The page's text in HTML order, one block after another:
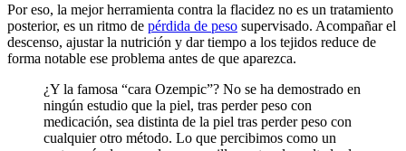
Por eso, la mejor herramienta contra la flacidez no es un tratamiento
posterior, es un ritmo de pérdida de peso supervisado. Acompañar el
descenso, ajustar la nutrición y dar tiempo a los tejidos reduce de
forma notable ese problema antes de que aparezca.
¿Y la famosa “cara Ozempic”? No se ha demostrado en
ningún estudio que la piel, tras perder peso con
medicación, sea distinta de la piel tras perder peso con
cualquier otro método. Lo que percibimos como un